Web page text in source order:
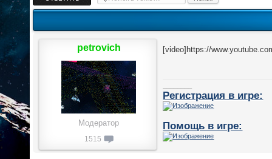
[video]https://
Регистрация в игре:
Помощь в игре:
petrovich
Модератор
1515